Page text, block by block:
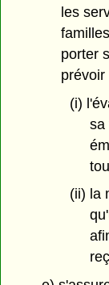
les
porter
prévoir
(i)
sa
(ii) la